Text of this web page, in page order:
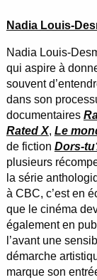
Nadia Louis-
Nadia Louis-
qui aspire à
souvent
dans son
documentaires
Rated X, Le
de fiction Dors-
plusieurs
la série
à CBC, c’est en
que le cinéma
également en
l’avant une
démarche
marque son